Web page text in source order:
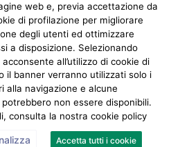
privacy
Note legali
Media Policy
web e, previa accettazione da
di profilazione per migliorare
degli utenti ed ottimizzare
a disposizione. Selezionando
all’utilizzo di cookie di
il banner verranno utilizzati solo i
alla navigazione e alcune
non essere disponibili.
consulta la nostra cookie policy
Accetta tutti i cookie